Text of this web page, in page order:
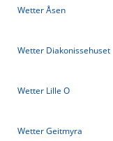
Wetter Åsen
Wetter Diakonissehuset
Wetter Lille O
Wetter Geitmyra